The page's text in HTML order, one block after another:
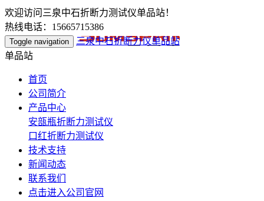
欢迎访问三泉中石折断力测试仪单品站！
热线电话：15665715386
Toggle navigation
三泉中石折断力仪单品站
单品站
首页
公司简介
产品中心
安瓿瓶折断力测试仪
口红折断力测试仪
技术支持
新闻动态
联系我们
点击进入公司官网